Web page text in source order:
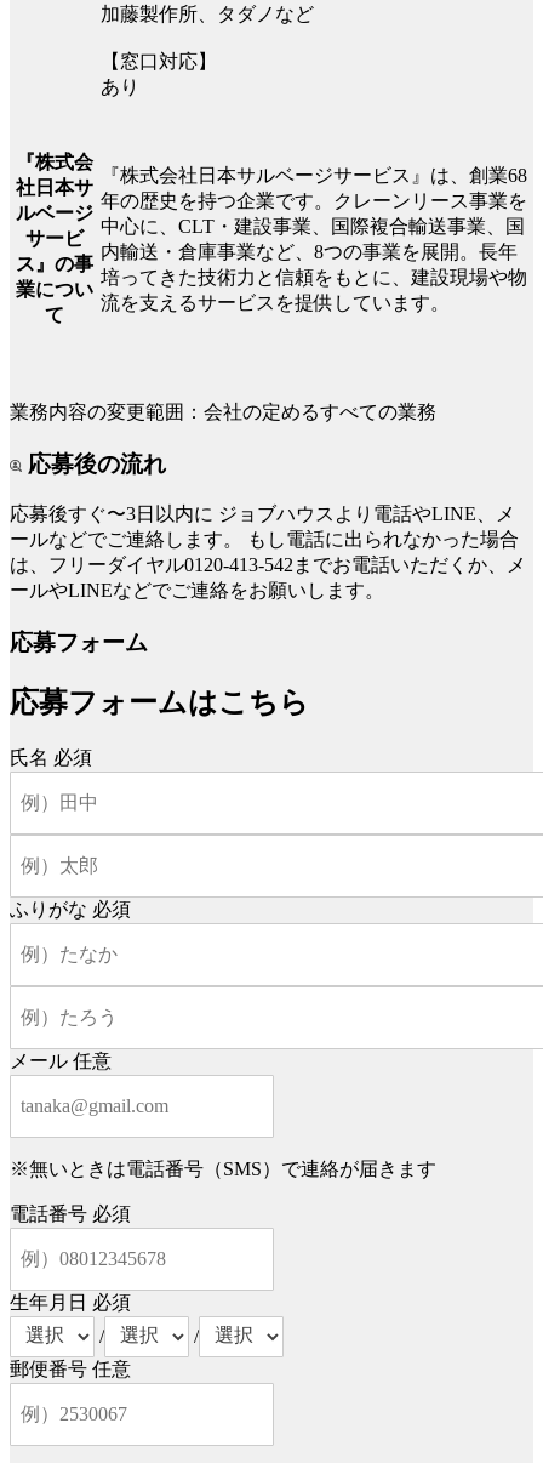
加藤製作所、タダノなど
【窓口対応】
あり
『株式会
社日本サ
ルベージ
サービ
ス』の事
業につい
て
『株式会社日本サルベージサービス』は、創業68
年の歴史を持つ企業です。クレーンリース事業を
中心に、CLT・建設事業、国際複合輸送事業、国
内輸送・倉庫事業など、8つの事業を展開。長年
培ってきた技術力と信頼をもとに、建設現場や物
流を支えるサービスを提供しています。
業務内容の変更範囲：会社の定めるすべての業務
応募後の流れ
応募後すぐ〜3日以内に ジョブハウスより電話やLINE、メ
ールなどでご連絡します。
もし電話に出られなかった場合
は、フリーダイヤル0120-413-542までお電話いただくか、メ
ールやLINEなどでご連絡をお願いします。
応募フォーム
応募フォームはこちら
氏名 必須
ふりがな 必須
メール 任意
※無いときは電話番号（SMS）で連絡が届きます
電話番号 必須
生年月日 必須
/
/
郵便番号 任意